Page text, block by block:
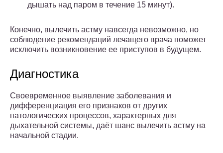
дышать над паром в течение 15 минут).
Конечно, вылечить астму навсегда невозможно, но
соблюдение рекомендаций лечащего врача поможет
исключить возникновение ее приступов в будущем.
Диагностика
Своевременное выявление заболевания и
дифференциация его признаков от других
патологических процессов, характерных для
дыхательной системы, даёт шанс вылечить астму на
начальной стадии.